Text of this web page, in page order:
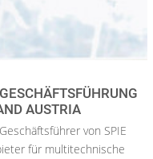
AUSTRIA
von SPIE
für multitechnische